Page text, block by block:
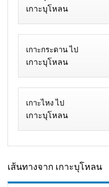
เกาะบุโหลน
เกาะกระดาน ไป
เกาะบุโหลน
เกาะไหง ไป
เกาะบุโหลน
เส้นทางจาก เกาะบุโหลน